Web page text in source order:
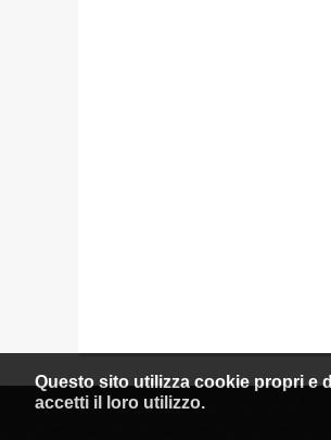
Questo sito utilizza cookie propri e
accetti il loro utilizzo.